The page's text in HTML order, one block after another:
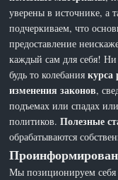
уверены в источнике, а
подчеркиваем, что
предоставление
каждый сам для себя! Ни
будь то колебаниякурса
изменения законов,
подъемах или спадах
политиков.Полезные
обрабатываются
Мы позиционируем себя